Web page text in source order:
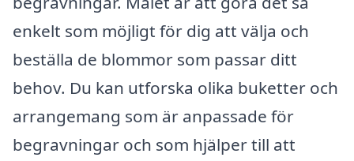
enkelt som möjligt för dig att välja och
beställa de blommor som passar ditt
behov. Du kan utforska olika buketter och
arrangemang som är anpassade för
begravningar och som hjälper till att